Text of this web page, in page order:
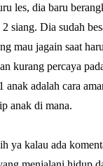
les, dia baru
siang. Dia sudah
mau jagain saat
kurang percaya
anak adalah cara
anak di mana.
ya kalau ada